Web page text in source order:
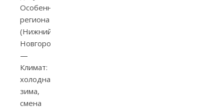
Особенности
региона
(Нижний
Новгород)
—
Климат:
холодная
зима,
смена